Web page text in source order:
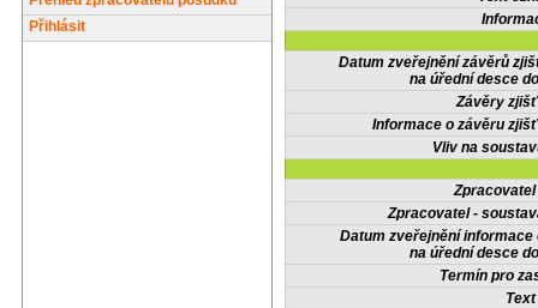
Přihlásit
Datum zveřejnění závěrů
na úřední desce
Závěry
Informace o závěru
Vliv na
Zpracovatel -
Datum zveřejnění informace
na úřední desce
Termín pro